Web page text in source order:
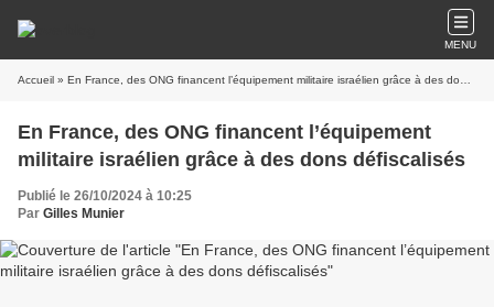
MENU
Accueil » En France, des ONG financent l’équipement militaire israélien grâce à des dons défiscalisés
En France, des ONG financent l’équipement
militaire israélien grâce à des dons défiscalisés
Publié le 26/10/2024 à 10:25
Par Gilles Munier